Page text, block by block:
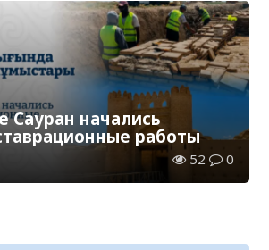
Сауран начались
работы
52 0